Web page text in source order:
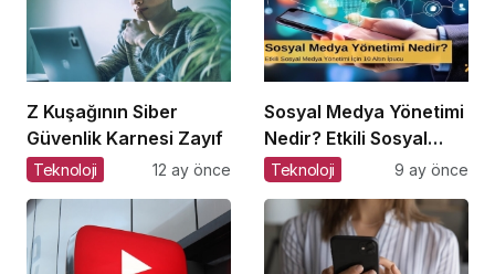
Z Kuşağının Siber
Güvenlik Karnesi Zayıf
Teknoloji 12 ay önce
Sosyal Medya Yönetimi
Nedir? Etkili Sosyal
Medya Yönetimi İçin 10
Teknoloji 9 ay önce